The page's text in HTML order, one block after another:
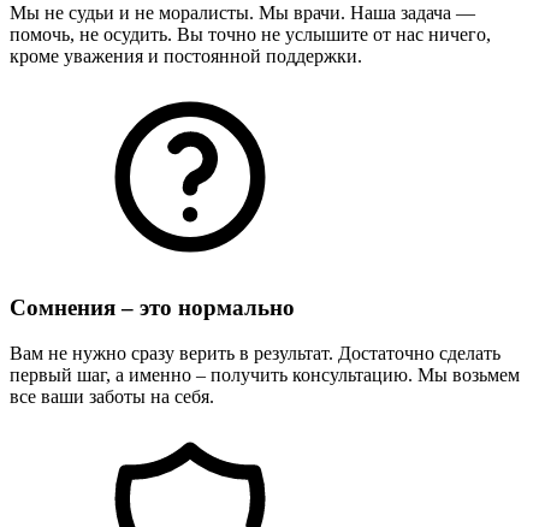
Мы не судьи и не моралисты. Мы врачи. Наша задача —
помочь, не осудить. Вы точно не услышите от нас ничего,
кроме уважения и постоянной поддержки.
Сомнения – это нормально
Вам не нужно сразу верить в результат. Достаточно сделать
первый шаг, а именно – получить консультацию. Мы возьмем
все ваши заботы на себя.